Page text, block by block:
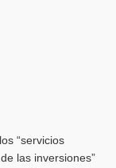
“servicios
las inversiones”